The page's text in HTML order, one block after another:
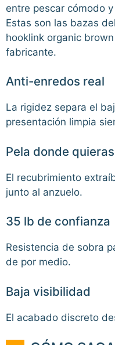
entre pescar cómodo
Estas son las bazas
hooklink organic
fabricante.
Anti-enredos real
La rigidez separa el
presentación limpia
Pela donde quieras
El recubrimiento
junto al anzuelo.
35 lb de confianza
Resistencia de sobra
de por medio.
Baja visibilidad
El acabado discreto